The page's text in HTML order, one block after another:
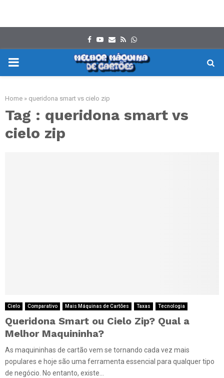
Facebook
Youtube
Email
RssWhatsapp
PRIMARY
Home » queridona smart vs cielo zip
Tag : queridona smart vs
cielo zip
Cielo Comparativo Mais Máquinas de Cartões Taxas Tecnologia
Queridona Smart ou Cielo Zip? Qual a
Melhor Maquininha?
As maquininhas de cartão vem se tornando cada vez mais
populares e hoje são uma ferramenta essencial para qualquer tipo
de negócio. No entanto, existe...